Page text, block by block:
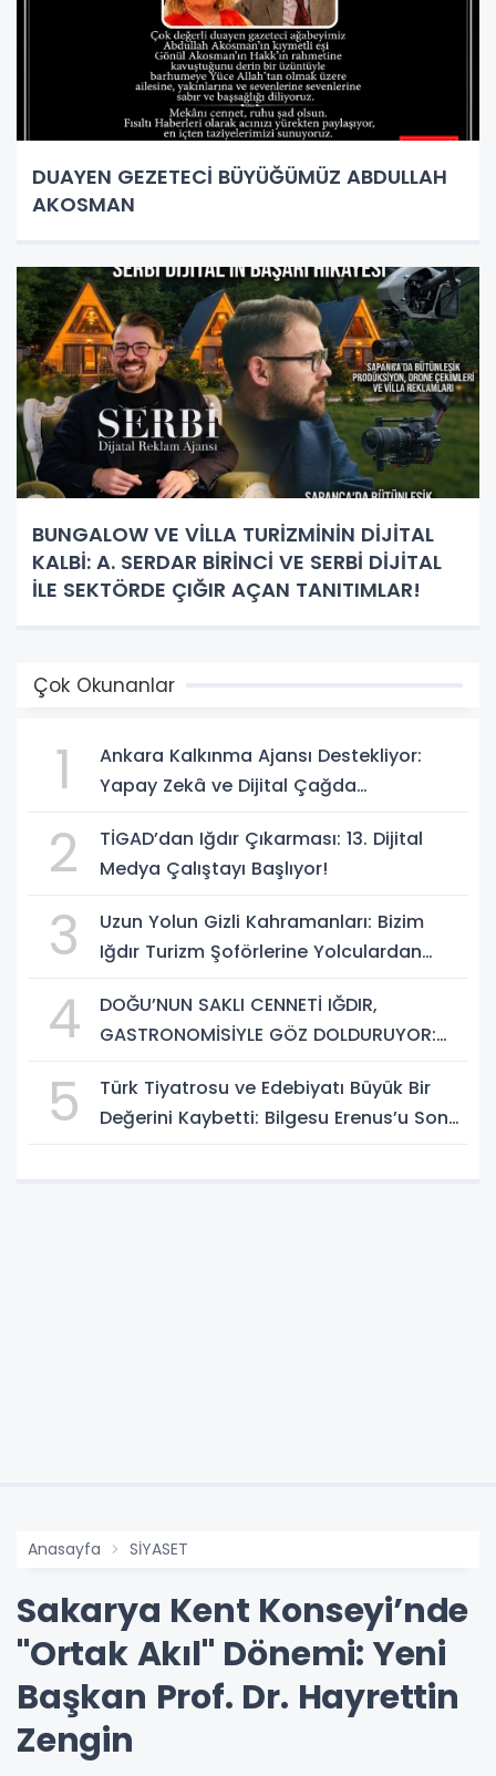
DUAYEN GEZETECİ BÜYÜĞÜMÜZ ABDULLAH
AKOSMAN
BUNGALOW VE VİLLA TURİZMİNİN DİJİTAL
KALBİ: A. SERDAR BİRİNCİ VE SERBİ DİJİTAL
İLE SEKTÖRDE ÇIĞIR AÇAN TANITIMLAR!
Çok Okunanlar
1
Ankara Kalkınma Ajansı Destekliyor:
Yapay Zekâ ve Dijital Çağda
Geliştirme Eğitimi Başlıyor!
2
TİGAD’dan Iğdır Çıkarması: 13. Dijital
Medya Çalıştayı Başlıyor!
3
Uzun Yolun Gizli Kahramanları: Bizim
Iğdır Turizm Şoförlerine Yolculardan
4
DOĞU’NUN SAKLI CENNETİ IĞDIR,
GASTRONOMİSİYLE GÖZ DOLDURUYOR:
BULUŞMA NOKTASI
5
Türk Tiyatrosu ve Edebiyatı Büyük Bir
Değerini Kaybetti: Bilgesu Erenus’u Son
Anasayfa SİYASET
Sakarya Kent Konseyi’nde
"Ortak Akıl" Dönemi: Yeni
Başkan Prof. Dr. Hayrettin
Zengin